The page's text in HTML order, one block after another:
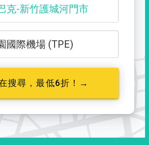
克-新竹護城河門市
尖山登山口
國際機場 (TPE)
搜尋，最低6折！→